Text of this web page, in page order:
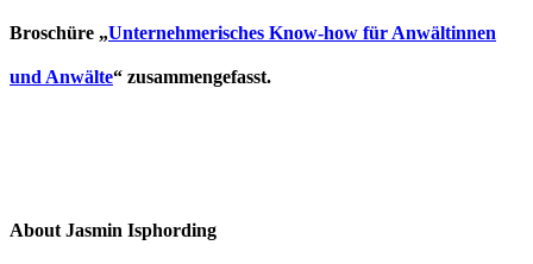
Broschüre „Unternehmerisches Know-how für Anwältinnen
und Anwälte“ zusammengefasst.
About Jasmin Isphording